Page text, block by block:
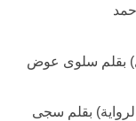
بقلم سلوى عوض
بقلم سجى